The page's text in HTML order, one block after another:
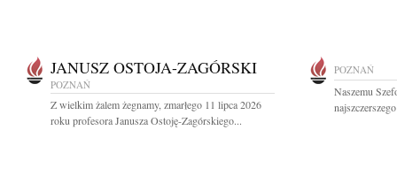
JANUSZ OSTOJA-ZAGÓRSKI
POZNAŃ
Z wielkim żalem żegnamy, zmarłego 11 lipca 2026
roku profesora Janusza Ostoję-Zagórskiego...
POZNAŃ
Naszemu